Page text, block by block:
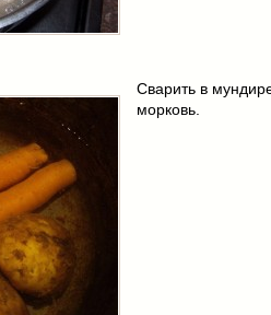
Сварить в
морковь.